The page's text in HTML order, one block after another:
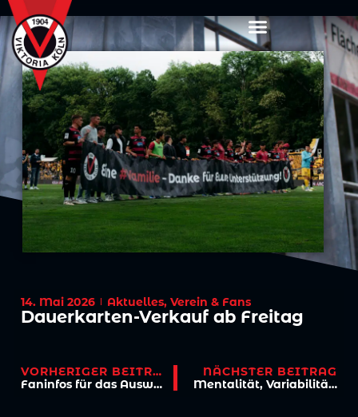
14. Mai 2026 Aktuelles,Verein & Fans
Dauerkarten-Verkauf ab Freitag
VORHERIGER BEITRAG
Faninfos für das Auswärtsspiel in Duisburg
NÄCHSTER BEITRAG
Mentalität, Variabilität, Laufstärke – Niklas Jahn wird Viktorianer